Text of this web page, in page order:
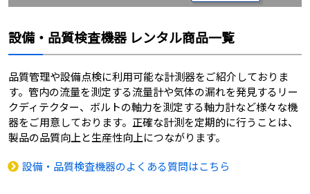
設備・品質検査機器 レンタル商品一覧
品質管理や設備点検に利用可能な計測器をご紹介しておりま
す。管内の流量を測定する流量計や気体の漏れを発見するリー
クディテクター、ボルトの軸力を測定する軸力計など様々な機
器をご用意しております。正確な計測を定期的に行うことは、
製品の品質向上と生産性向上につながります。
設備・品質検査機器のよくある質問はこちら